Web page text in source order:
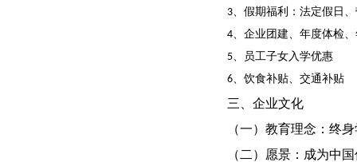
3、假期福利：法定假日
4、企业团建、年度体检
5、员工子女入学优惠
6、饮食补贴、交通补贴
三、企业文化
（一）教育理念：终
（二）愿景：成为中